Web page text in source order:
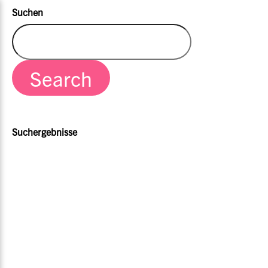
Suchen
Suchergebnisse